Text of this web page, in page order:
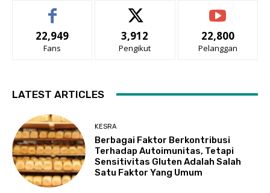
22,949
Fans
3,912
Pengikut
22,800
Pelanggan
LATEST ARTICLES
KESRA
Berbagai Faktor Berkontribusi
Terhadap Autoimunitas, Tetapi
Sensitivitas Gluten Adalah Salah
Satu Faktor Yang Umum